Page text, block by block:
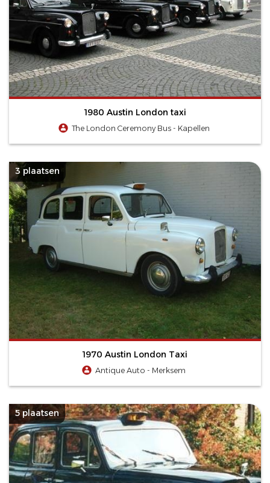
1980 Austin London taxi
The London Ceremony Bus - Kapellen
3 plaatsen
1970 Austin London Taxi
Antique Auto - Merksem
5 plaatsen